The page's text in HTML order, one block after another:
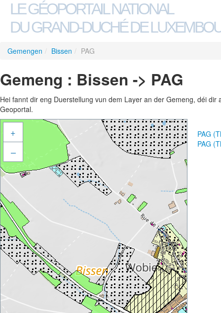
LE GÉOPORTAIL NATIONAL
DU GRAND-DUCHÉ DE
Gemengen / Bissen / PAG
Gemeng : Bissen -> PAG
Hei fannt dir eng Duerstellung vun dem Layer an der Gemeng, déi
Geoportal.
+
–
PAG
PAG